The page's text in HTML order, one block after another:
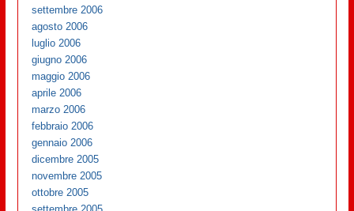
settembre 2006
agosto 2006
luglio 2006
giugno 2006
maggio 2006
aprile 2006
marzo 2006
febbraio 2006
gennaio 2006
dicembre 2005
novembre 2005
ottobre 2005